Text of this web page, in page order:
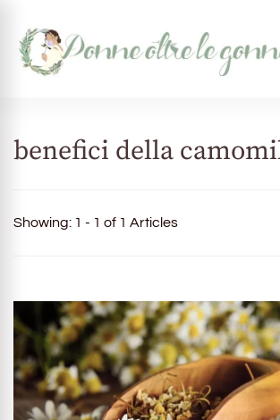
benefici della
Showing: 1 - 1 of 1 Articles